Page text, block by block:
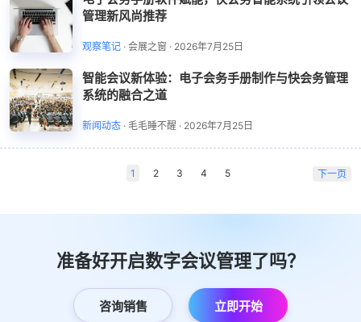
管理新风尚推荐
观察笔记 · 会展之窗 · 2026年7月25日
智能会议新体验：电子会务手册制作与快会务管理
系统的融合之道
新闻动态 · 毛毛睡不醒 · 2026年7月25日
1 2 3 4 5 下一页
准备好开启数字会议管理了吗？
咨询销售 立即开始